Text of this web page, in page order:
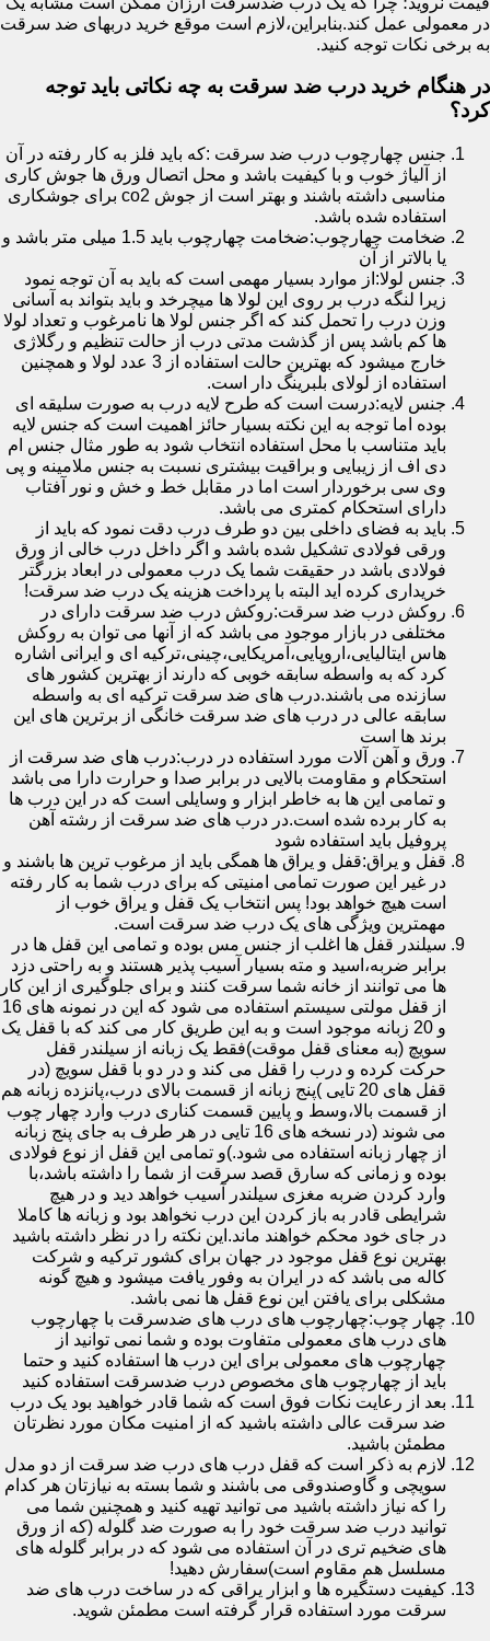
در معمولی عمل کند.بنابراین،لازم است موقع خرید دربهای ضد سرقت
به برخی نکات توجه کنید.
در هنگام خرید درب ضد سرقت به چه نکاتی باید توجه
کرد؟
جنس چهارچوب درب ضد سرقت :که باید فلز به کار رفته در آن
از آلیاژ خوب و با کیفیت باشد و محل اتصال ورق ها جوش کاری
مناسبی داشته باشند و بهتر است از جوش co2 برای جوشکاری
استفاده شده باشد.
ضخامت چهارچوب:ضخامت چهارچوب باید 1.5 میلی متر باشد و
یا بالاتر از آن
جنس لولا:از موارد بسیار مهمی است که باید به آن توجه نمود
زیرا لنگه درب بر روی این لولا ها میچرخد و باید بتواند به آسانی
وزن درب را تحمل کند که اگر جنس لولا ها نامرغوب و تعداد لولا
ها کم باشد پس از گذشت مدتی درب از حالت تنظیم و رگلاژی
خارج میشود که بهترین حالت استفاده از 3 عدد لولا و همچنین
استفاده از لولای بلبرینگ دار است.
جنس لایه:درست است که طرح لایه درب به صورت سلیقه ای
بوده اما توجه به این نکته بسیار حائز اهمیت است که جنس لایه
باید متناسب با محل استفاده انتخاب شود به طور مثال جنس ام
دی اف از زیبایی و براقیت بیشتری نسبت به جنس ملامینه و پی
وی سی برخوردار است اما در مقابل خط و خش و نور آفتاب
دارای استحکام کمتری می باشد.
باید به فضای داخلی بین دو طرف درب دقت نمود که باید از
ورقی فولادی تشکیل شده باشد و اگر داخل درب خالی از ورق
فولادی باشد در حقیقت شما یک درب معمولی در ابعاد بزرگتر
خریداری کرده اید البته با پرداخت هزینه یک درب ضد سرقت!
روکش درب ضد سرقت:روکش درب ضد سرقت دارای در
مختلفی در بازار موجود می باشد که از آنها می توان به روکش
هاس ایتالیایی،اروپایی،آمریکایی،چینی،ترکیه ای و ایرانی اشاره
کرد که به واسطه سابقه خوبی که دارند از بهترین کشور های
سازنده می باشند.درب های ضد سرقت ترکیه ای به واسطه
سابقه عالی در درب های ضد سرقت خانگی از برترین های این
برند ها است
ورق و آهن آلات مورد استفاده در درب:درب های ضد سرقت از
استحکام و مقاومت بالایی در برابر صدا و حرارت دارا می باشد
و تمامی این ها به خاطر ابزار و وسایلی است که در این درب ها
به کار برده شده است.در درب های ضد سرقت از رشته آهن
پروفیل باید استفاده شود
قفل و یراق:قفل و یراق ها همگی باید از مرغوب ترین ها باشند و
در غیر این صورت تمامی امنیتی که برای درب شما به کار رفته
است هیچ خواهد بود! پس انتخاب یک قفل و یراق خوب از
مهمترین ویژگی های یک درب ضد سرقت است.
سیلندر قفل ها اغلب از جنس مس بوده و تمامی این قفل ها در
برابر ضربه،اسید و مته بسیار آسیب پذیر هستند و به راحتی دزد
ها می توانند از خانه شما سرقت کنند و برای جلوگیری از این کار
از قفل مولتی سیستم استفاده می شود که این در نمونه های 16
و 20 زبانه موجود است و به این طریق کار می کند که با قفل یک
سویچ (به معنای قفل موقت)فقط یک زبانه از سیلندر قفل
حرکت کرده و درب را قفل می کند و در دو با قفل سویچ (در
قفل های 20 تایی )پنج زبانه از قسمت بالای درب،پانزده زبانه هم
از قسمت بالا،وسط و پایین قسمت کناری درب وارد چهار چوب
می شوند (در نسخه های 16 تایی در هر طرف به جای پنج زبانه
از چهار زبانه استفاده می شود.)و تمامی این قفل از نوع فولادی
بوده و زمانی که سارق قصد سرقت از شما را داشته باشد،با
وارد کردن ضربه مغزی سیلندر آسیب خواهد دید و در هیچ
شرایطی قادر به باز کردن این درب نخواهد بود و زبانه ها کاملا
در جای خود محکم خواهند ماند.این نکته را در نظر داشته باشید
بهترین نوع قفل موجود در جهان برای کشور ترکیه و شرکت
کاله می باشد که در ایران به وفور یافت میشود و هیچ گونه
مشکلی برای یافتن این نوع قفل ها نمی باشد.
چهار چوب:چهارچوب های درب های ضدسرقت با چهارچوب
های درب های معمولی متفاوت بوده و شما نمی توانید از
چهارچوب های معمولی برای این درب ها استفاده کنید و حتما
باید از چهارچوب های مخصوص درب ضدسرقت استفاده کنید
بعد از رعایت نکات فوق است که شما قادر خواهید بود یک درب
ضد سرقت عالی داشته باشید که از امنیت مکان مورد نظرتان
مطمئن باشید.
لازم به ذکر است که قفل درب های درب ضد سرقت از دو مدل
سویچی و گاوصندوقی می باشند و شما بسته به نیازتان هر کدام
را که نیاز داشته باشید می توانید تهیه کنید و همچنین شما می
توانید درب ضد سرقت خود را به صورت ضد گلوله (که از ورق
های ضخیم تری در آن استفاده می شود که در برابر گلوله های
مسلسل هم مقاوم است)سفارش دهید!
کیفیت دستگیره ها و ابزار یراقی که در ساخت درب های ضد
سرقت مورد استفاده قرار گرفته است مطمئن شوید.